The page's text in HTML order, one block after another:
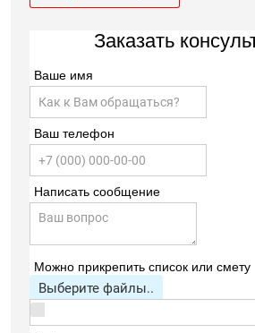
Заказать
Ваше имя
Ваш телефон
Написать сообщение
Можно прикрепить список или смету
Выберите файлы..